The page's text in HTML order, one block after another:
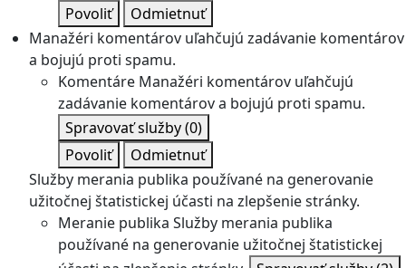
Povoliť
Odmietnuť
Manažéri komentárov uľahčujú zadávanie komentárov
a bojujú proti spamu.
Komentáre Manažéri komentárov uľahčujú
zadávanie komentárov a bojujú proti spamu.
Spravovať služby(0)
Povoliť
Odmietnuť
Služby merania publika používané na generovanie
užitočnej štatistickej účasti na zlepšenie stránky.
Meranie publika Služby merania publika
používané na generovanie užitočnej štatistickej